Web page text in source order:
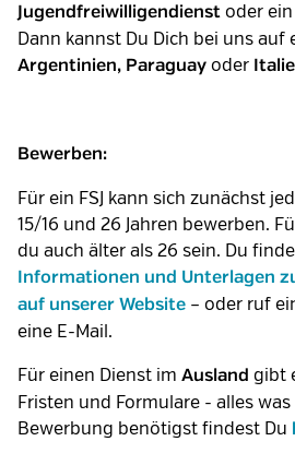
Jugendfreiwilligendienst oder ein
Dann kannst Du Dich bei uns auf
Argentinien, Paraguay oder
Bewerben:
Für ein FSJ kann sich zunächst
15/16 und 26 Jahren bewerben.
du auch älter als 26 sein. Du
Informationen und Unterlagen
auf unserer Website – oder ruf
eine E-Mail.
Für einen Dienst im Ausland gibt
Fristen und Formulare - alles
Bewerbung benötigst findest Du